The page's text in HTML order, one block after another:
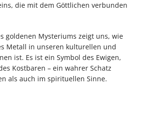
die mit dem Göttlichen verbunden
goldenen Mysteriums zeigt uns, wie
Metall in unseren kulturellen und
ist. Es ist ein Symbol des Ewigen,
Kostbaren – ein wahrer Schatz
als auch im spirituellen Sinne.